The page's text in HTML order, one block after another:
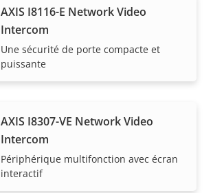
AXIS I8116-E Network Video
Intercom
Une sécurité de porte compacte et
puissante
AXIS I8307-VE Network Video
Intercom
Périphérique multifonction avec écran
interactif